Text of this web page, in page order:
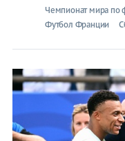
Чемпионат мира по
Футбол Франции
Игры